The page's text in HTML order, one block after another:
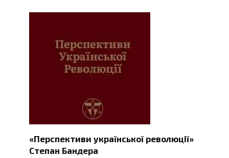
«Перспективи української революції»
Степан Бандера